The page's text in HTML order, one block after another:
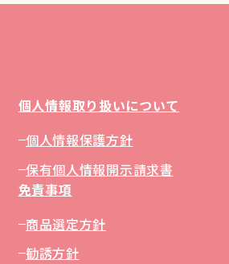
個人情報取り扱いについて
個人情報保護方針
保有個人情報開示請求書
免責事項
商品選定方針
勧誘方針